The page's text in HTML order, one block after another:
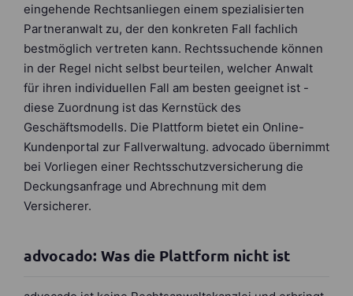
eingehende Rechtsanliegen einem spezialisierten
Partneranwalt zu, der den konkreten Fall fachlich
bestmöglich vertreten kann. Rechtssuchende können
in der Regel nicht selbst beurteilen, welcher Anwalt
für ihren individuellen Fall am besten geeignet ist -
diese Zuordnung ist das Kernstück des
Geschäftsmodells. Die Plattform bietet ein Online-
Kundenportal zur Fallverwaltung. advocado übernimmt
bei Vorliegen einer Rechtsschutzversicherung die
Deckungsanfrage und Abrechnung mit dem
Versicherer.
advocado: Was die Plattform nicht ist